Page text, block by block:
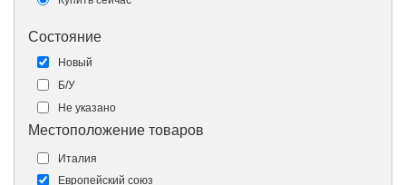
Состояние
Новый
Б/У
Не указано
Местоположение товаров
Италия
Европейский союз